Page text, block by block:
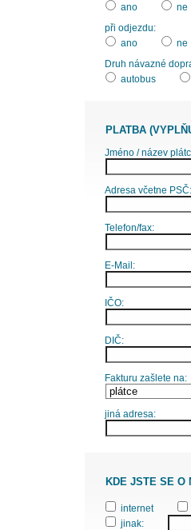
ano
ne
při odjezdu:
ano
ne
Druh návazné
autobus
PLATBA
Jméno / název
Adresa včetne PSČ:
Telefon/fax:
E-Mail:
IČO:
DIČ:
Fakturu zašlete na:
jiná adresa:
KDE JSTE SE O
internet
jinak: